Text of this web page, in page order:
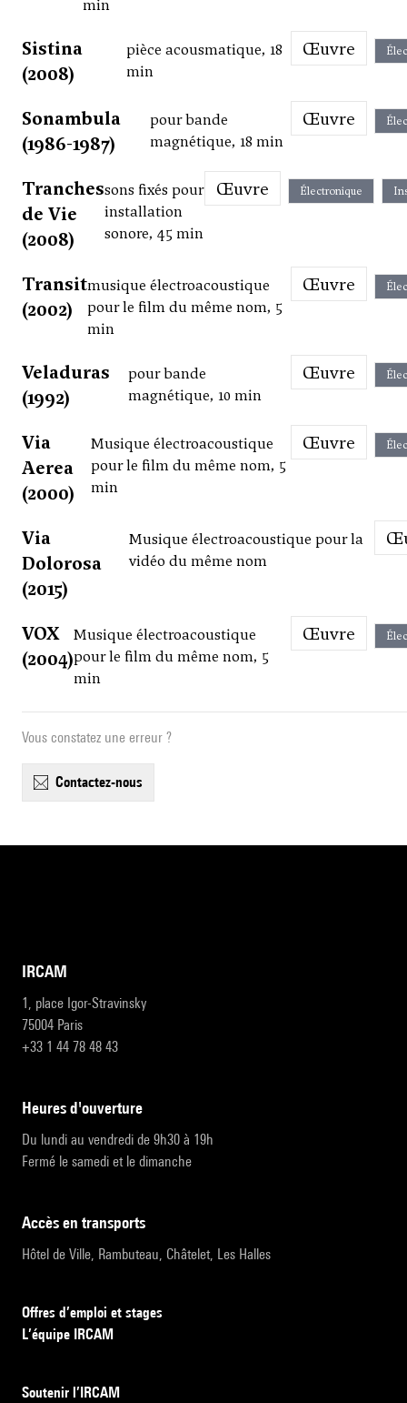
min
Sistina
(2008)
pièce acousmatique, 18
min
Œuvre
Sonambula
(1986-1987)
pour bande
magnétique, 18 min
Œuvre
Tranches
de Vie
(2008)
sons fixés pour
installation
sonore, 45 min
Œuvre Électronique
Transit
(2002)
musique électroacoustique
pour le film du même nom, 5
min
Œuvre
Veladuras
(1992)
pour bande
magnétique, 10 min
Œuvre
Via
Aerea
(2000)
Musique électroacoustique
pour le film du même nom, 5
min
Œuvre
Via
Dolorosa
(2015)
Musique électroacoustique pour la
vidéo du même nom
VOX
(2004)
Musique électroacoustique
pour le film du même nom, 5
min
Œuvre
Vous constatez une erreur ?
contactez-nous
IRCAM
1, place Igor-Stravinsky
75004 Paris
+33 1 44 78 48 43
heures d'ouverture
Du lundi au vendredi de 9h30 à 19h
Fermé le samedi et le dimanche
accès en transports
Hôtel de Ville, Rambuteau, Châtelet, Les Halles
Offres d’emploi et stages
L’équipe IRCAM
Soutenir l’IRCAM